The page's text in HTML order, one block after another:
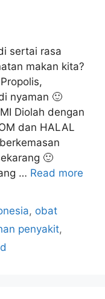
sertai rasa
makan kita?
nyaman 🙂
Diolah dengan
dan HALAL
🙂
… Read more
, obat
penyakit,